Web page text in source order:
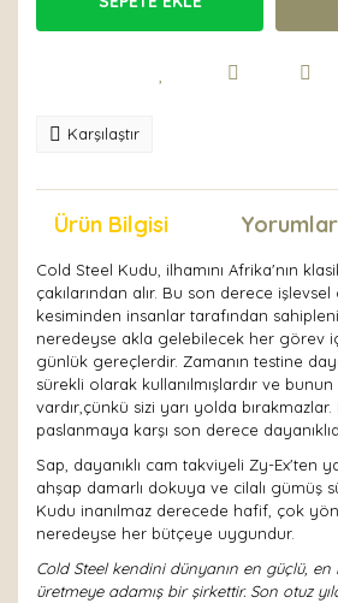
Karşılaştır
Ürün Bilgisi Yorumlar
Cold Steel Kudu, ilhamını Afrika'nın
çakılarından alır. Bu son derece işlevsel
kesiminden insanlar tarafından
neredeyse akla gelebilecek her görev
günlük gereçlerdir. Zamanın testine
sürekli olarak kullanılmışlardır ve
vardır,çünkü sizi yarı yolda bırakmazlar.
paslanmaya karşı son derece
Sap, dayanıklı cam takviyeli Zy-Ex'ten
ahşap damarlı dokuya ve cilalı gümüş
Kudu inanılmaz derecede hafif, çok
neredeyse her bütçeye uygundur.
Cold Steel kendini dünyanın en güçlü, en
üretmeye adamış bir şirkettir. Son otuz